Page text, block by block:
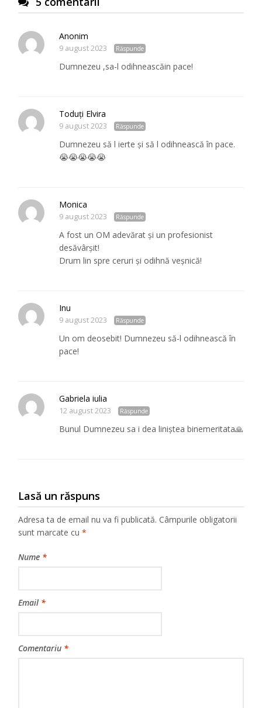
Anonim
9 august 2023 Răspunde
Dumnezeu ,sa-l odihneascăin pace!
Toduți Elvira
9 august 2023 Răspunde
Dumnezeu să l ierte și să l odihnească în pace.
😭😭😭😭😭
Monica
9 august 2023 Răspunde
A fost un OM adevărat și un profesionist
desăvârșit!
Drum lin spre ceruri și odihnă veșnică!
Inu
9 august 2023 Răspunde
Un om deosebit! Dumnezeu să-l odihnească în
pace!
Gabriela iulia
12 august 2023 Răspunde
Bunul Dumnezeu sa i dea liniștea binemeritata🙏
Lasă un răspuns
Adresa ta de email nu va fi publicată. Câmpurile obligatorii
sunt marcate cu*
Nume *
Email *
Comentariu *